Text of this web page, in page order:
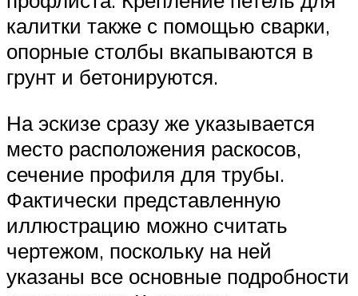
калитки также с помощью сварки,
опорные столбы вкапываются в
грунт и бетонируются.
На эскизе сразу же указывается
место расположения раскосов,
сечение профиля для трубы.
Фактически представленную
иллюстрацию можно считать
чертежом, поскольку на ней
указаны все основные подробности